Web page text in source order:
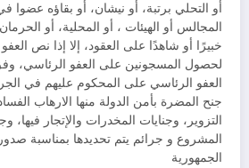
أو التحلي برتبة، أو نيشان، أو بقاؤه
المجالس أو الهيئات ، أو المحلية، أو
خبيرًا أو شاهدًا على العقود، إلا إذا نص
لحصول المسجونين على العفو الرئاسي،
العفو الرئاسي على المحكوم عليهم في
جنح المضرة بأمن الدولة منها الارهاب
التزوير، وجنايات المخدرات والإتجار فيها،
المشروع و جرائم يتم تحديدها بمناسبة
الجمهورية